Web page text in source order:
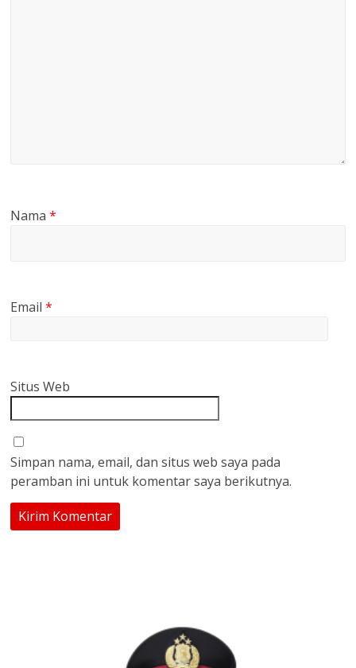
Nama*
Email*
Situs Web
Simpan nama, email, dan situs web saya pada
peramban ini untuk komentar saya berikutnya.